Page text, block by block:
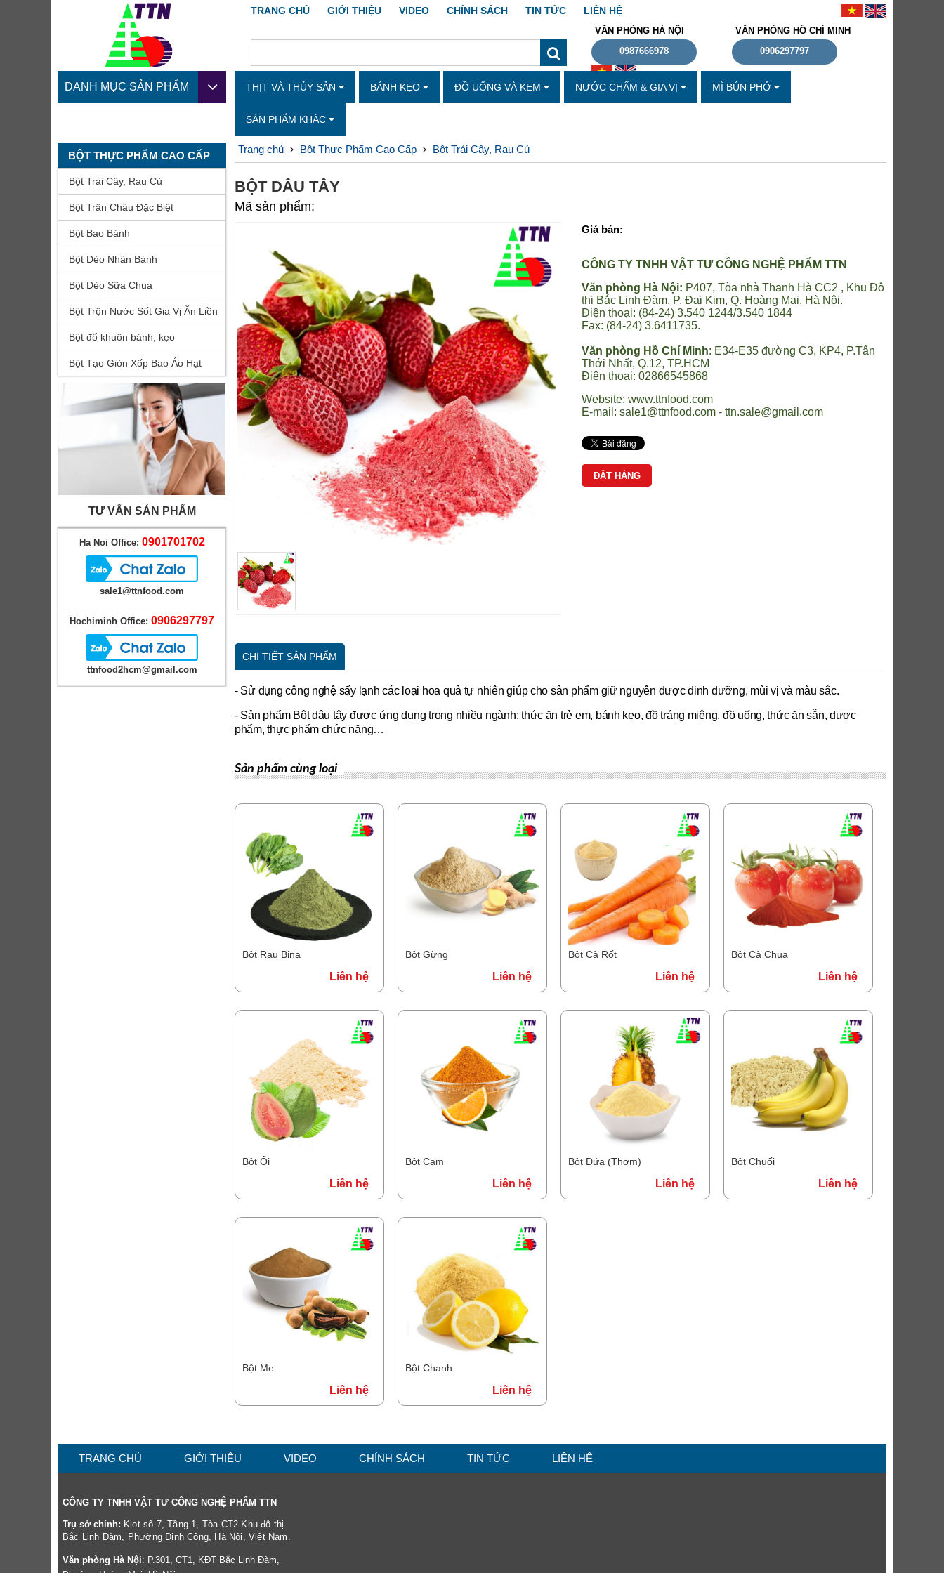
TRANG CHỦ GIỚI THIỆU VIDEO CHÍNH SÁCH TIN TỨC LIÊN HỆ
VĂN PHÒNG HÀ NỘI
0987666978
VĂN PHÒNG HỒ CHÍ MINH
0906297797
DANH MỤC SẢN PHẨM THỊT VÀ THỦY SẢN BÁNH KẸO ĐỒ UỐNG VÀ KEM NƯỚC CHẤM & GIA VỊ MÌ BÚN PHỞ
SẢN PHẨM KHÁC
BỘT THỰC PHẨM CAO CẤP
Bột Trái Cây, Rau Củ
Bột Trân Châu Đặc Biệt
Bột Bao Bánh
Bột Dẻo Nhân Bánh
Bột Dẻo Sữa Chua
Bột Trộn Nước Sốt Gia Vị Ăn Liền
Bột đổ khuôn bánh, kẹo
Bột Tạo Giòn Xốp Bao Áo Hạt
TƯ VẤN SẢN PHẨM
Ha Noi Office: 0901701702
sale1@ttnfood.com
Hochiminh Office: 0906297797
ttnfood2hcm@gmail.com
Trang chủ Bột Thực Phẩm Cao Cấp Bột Trái Cây, Rau Củ
BỘT DÂU TÂY
Mã sản phẩm:
Giá bán:
CÔNG TY TNHH VẬT TƯ CÔNG NGHỆ PHẨM TTN
Văn phòng Hà Nội: P407, Tòa nhà Thanh Hà CC2 , Khu Đô
thị Bắc Linh Đàm, P. Đại Kim, Q. Hoàng Mai, Hà Nội.
Điện thoại: (84-24) 3.540 1244/3.540 1844
Fax: (84-24) 3.6411735.
Văn phòng Hồ Chí Minh: E34-E35 đường C3, KP4, P.Tân
Thới Nhất, Q.12, TP.HCM
Điện thoại: 02866545868
Website: www.ttnfood.com
E-mail: sale1@ttnfood.com - ttn.sale@gmail.com
ĐẶT HÀNG
CHI TIẾT SẢN PHẨM
- Sử dụng công nghệ sấy lạnh các loại hoa quả tự nhiên giúp cho sản phẩm giữ nguyên được dinh dưỡng, mùi vị và màu sắc.
- Sản phẩm Bột dâu tây được ứng dụng trong nhiều ngành: thức ăn trẻ em, bánh kẹo, đồ tráng miệng, đồ uống, thức ăn sẵn, dược
phẩm, thực phẩm chức năng…
Sản phẩm cùng loại
Bột Rau Bina
Liên hệ
Bột Gừng
Liên hệ
Bột Cà Rốt
Liên hệ
Bột Cà Chua
Liên hệ
Bột Ổi
Liên hệ
Bột Cam
Liên hệ
Bột Dứa (Thơm)
Liên hệ
Bột Chuối
Liên hệ
Bột Me
Liên hệ
Bột Chanh
Liên hệ
TRANG CHỦ GIỚI THIỆU VIDEO CHÍNH SÁCH TIN TỨC LIÊN HỆ
CÔNG TY TNHH VẬT TƯ CÔNG NGHỆ PHẨM TTN
Trụ sở chính: Kiot số 7, Tầng 1, Tòa CT2 Khu đô thị
Bắc Linh Đàm, Phường Định Công, Hà Nội, Việt Nam.
Văn phòng Hà Nội: P.301, CT1, KĐT Bắc Linh Đàm,